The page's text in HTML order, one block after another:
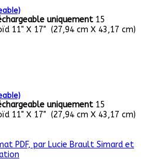
uniquement15
11" X 17" (27,94 cm X 43,17 cm)
uniquement15
11" X 17" (27,94 cm X 43,17 cm)